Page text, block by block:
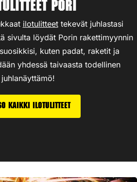
Pori
ilotulitteettekevät juhlastasi
sivulta löydät Porin rakettimyynnin
kuten padat, raketit ja
yhdessä taivaasta todellinen
juhlanäyttämö!
kaikki ilotulitteet